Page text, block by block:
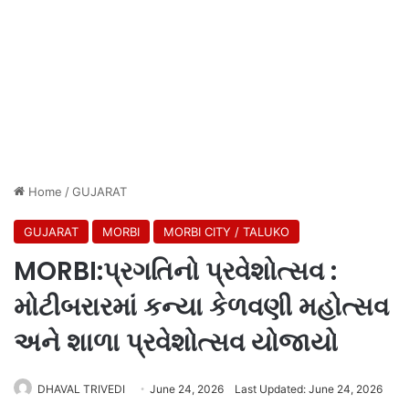
Home /GUJARAT
GUJARAT MORBI MORBI CITY / TALUKO
MORBI:પ્રગતિનો પ્રવેશોત્સવ :
મોટીબરારમાં કન્યા કેળવણી મહોત્સવ
અને શાળા પ્રવેશોત્સવ યોજાયો
DHAVAL TRIVEDI June 24, 2026 Last Updated: June 24, 2026